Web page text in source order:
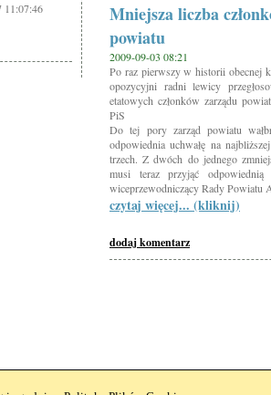
11:07:46
Mniejsza liczba
powiatu
2009-09-03 08:21
Po raz pierwszy w historii obecnej
opozycyjni radni lewicy
etatowych członków zarządu
PiS
Do tej pory zarząd powiatu
odpowiednia uchwałę na
trzech. Z dwóch do jednego
musi teraz przyjąć
wiceprzewodniczący Rady Powiatu
czytaj więcej... (kliknij)
dodaj komentarz